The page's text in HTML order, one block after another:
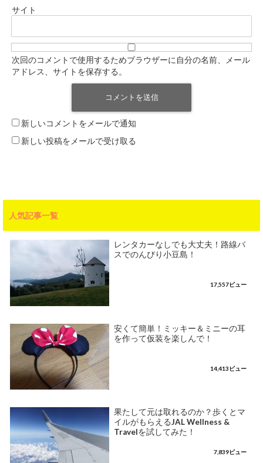
サイト
次回のコメントで使用するためブラウザーに自分の名前、メール
アドレス、サイトを保存する。
新しいコメントをメールで通知
新しい投稿をメールで受け取る
人気記事一覧
レンタカーなしでも大丈夫！路線バ
スでのんびり小豆島！
17,557ビュー
安くて簡単！ミッキー＆ミニーの耳
を作って仮装を楽しんで！
14,413ビュー
果たして元は取れるのか？歩くとマ
イルがもらえるJAL Wellness &
Travelを試してみた！
7,839ビュー